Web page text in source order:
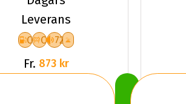
Leverans
C C 72
Fr. 873 kr